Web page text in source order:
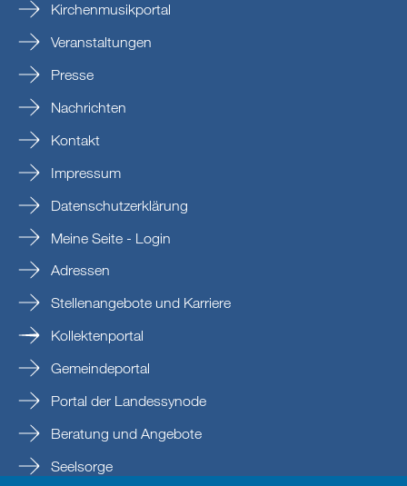
Kirchenmusikportal
Veranstaltungen
Presse
Nachrichten
Kontakt
Impressum
Datenschutzerklärung
Meine Seite - Login
Adressen
Stellenangebote und Karriere
Kollektenportal
Gemeindeportal
Portal der Landessynode
Beratung und Angebote
Seelsorge